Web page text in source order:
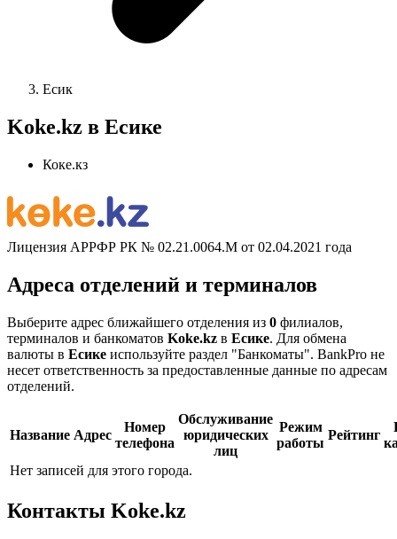
Есик
Koke.kz в Есике
Коке.кз
Лицензия АРРФР РК № 02.21.0064.М от 02.04.2021 года
Адреса отделений и терминалов
Выберите адрес ближайшего отделения из 0 филиалов,
терминалов и банкоматов Koke.kz в Есике. Для обмена
валюты в Есике используйте раздел "Банкоматы". BankPro не
несет ответственность за предоставленные данные по адресам
отделений.
Название Адрес
Номер
телефона
Обслуживание
юридических
лиц
Режим
работы
Рейтинг
Нет записей для этого города.
Контакты Koke.kz